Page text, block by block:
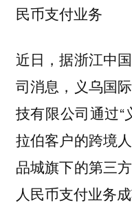
民币支付业务
近日，据浙江中
司消息，义乌国
技有限公司通过“
拉伯客户的跨境
品城旗下的第三
人民币支付业务